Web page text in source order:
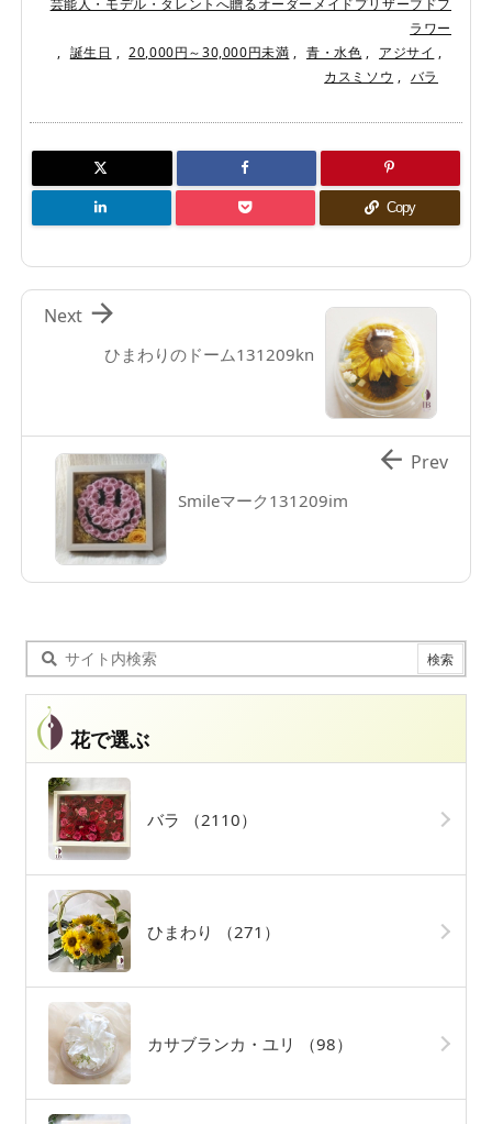
芸能人・モデル・タレントへ贈るオーダーメイドプリザーブドフ
ラワー
, 誕生日 , 20,000円～30,000円未満 , 青・水色 , アジサイ ,
カスミソウ , バラ
Copy
ひまわりのドーム131209kn

Next
Smileマーク131209im
 Prev
花で選ぶ
バラ （2110）
ひまわり （271）
カサブランカ・ユリ （98）